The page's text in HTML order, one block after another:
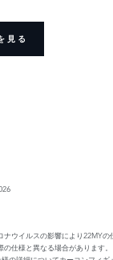
見る
ウイルスの影響により22MYの
仕様と異なる場合があります。